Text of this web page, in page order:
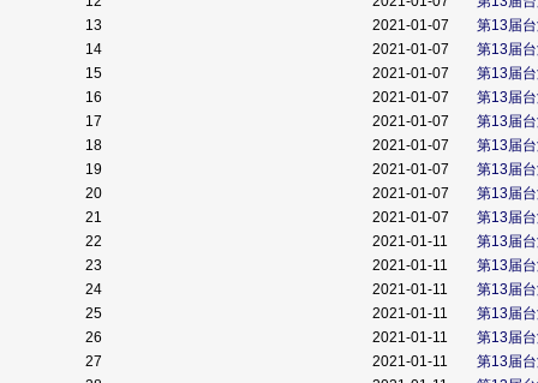
13
2021-01-07
第13届
14
2021-01-07
第13届
15
2021-01-07
第13届
16
2021-01-07
第13届
17
2021-01-07
第13届
18
2021-01-07
第13届
19
2021-01-07
第13届
20
2021-01-07
第13届
21
2021-01-07
第13届
22
2021-01-11
第13届
23
2021-01-11
第13届
24
2021-01-11
第13届
25
2021-01-11
第13届
26
2021-01-11
第13届
27
2021-01-11
第13届